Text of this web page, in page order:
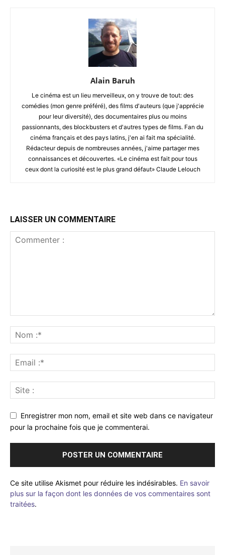
Alain Baruh
Le cinéma est un lieu merveilleux, on y trouve de tout: des
comédies (mon genre préféré), des films d'auteurs (que j'apprécie
pour leur diversité), des documentaires plus ou moins
passionnants, des blockbusters et d'autres types de films. Fan du
cinéma français et des pays latins, j'en ai fait ma spécialité.
Rédacteur depuis de nombreuses années, j'aime partager mes
connaissances et découvertes. «Le cinéma est fait pour tous
ceux dont la curiosité est le plus grand défaut» Claude Lelouch
LAISSER UN COMMENTAIRE
Enregistrer mon nom, email et site web dans ce navigateur
pour la prochaine fois que je commenterai.
Ce site utilise Akismet pour réduire les indésirables. En savoir
plus sur la façon dont les données de vos commentaires sont
traitées.